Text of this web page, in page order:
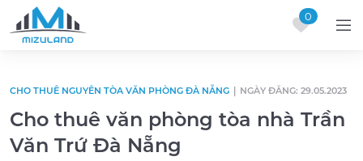
0
CHO THUÊ NGUYÊN TÒA VĂN PHÒNG ĐÀ NẴNG NGÀY ĐĂNG: 29.05.2023
Cho thuê văn phòng tòa nhà Trần
Văn Trứ Đà Nẵng